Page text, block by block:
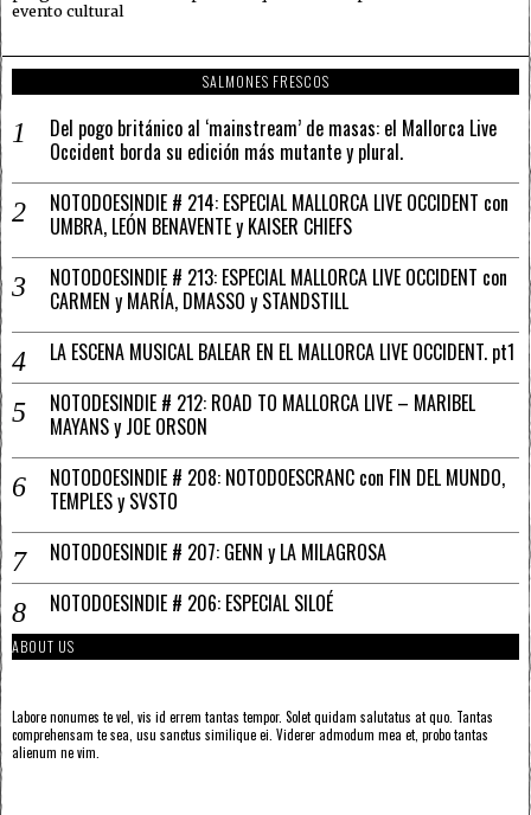
evento cultural
SALMONES FRESCOS
Del pogo británico al ‘mainstream’ de masas: el Mallorca Live
Occident borda su edición más mutante y plural.
NOTODOESINDIE # 214: ESPECIAL MALLORCA LIVE OCCIDENT con
UMBRA, LEÓN BENAVENTE y KAISER CHIEFS
NOTODOESINDIE # 213: ESPECIAL MALLORCA LIVE OCCIDENT con
CARMEN y MARÍA, DMASSO y STANDSTILL
LA ESCENA MUSICAL BALEAR EN EL MALLORCA LIVE OCCIDENT. pt1
NOTODESINDIE # 212: ROAD TO MALLORCA LIVE – MARIBEL
MAYANS y JOE ORSON
NOTODOESINDIE # 208: NOTODOESCRANC con FIN DEL MUNDO,
TEMPLES y SVSTO
NOTODOESINDIE # 207: GENN y LA MILAGROSA
NOTODOESINDIE # 206: ESPECIAL SILOÉ
ABOUT US
Labore nonumes te vel, vis id errem tantas tempor. Solet quidam salutatus at quo. Tantas
comprehensam te sea, usu sanctus similique ei. Viderer admodum mea et, probo tantas
alienum ne vim.